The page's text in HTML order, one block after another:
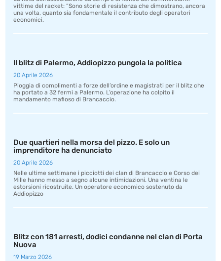
vittime del racket: “Sono storie di resistenza che dimostrano, ancora
una volta, quanto sia fondamentale il contributo degli operatori
economici.
Il blitz di Palermo, Addiopizzo pungola la politica
20 Aprile 2026
Pioggia di complimenti a forze dell’ordine e magistrati per il blitz che
ha portato a 32 fermi a Palermo. L’operazione ha colpito il
mandamento mafioso di Brancaccio.
Due quartieri nella morsa del pizzo. E solo un
imprenditore ha denunciato
20 Aprile 2026
Nelle ultime settimane i picciotti dei clan di Brancaccio e Corso dei
Mille hanno messo a segno alcune intimidazioni. Una ventina le
estorsioni ricostruite. Un operatore economico sostenuto da
Addiopizzo
Blitz con 181 arresti, dodici condanne nel clan di Porta
Nuova
19 Marzo 2026